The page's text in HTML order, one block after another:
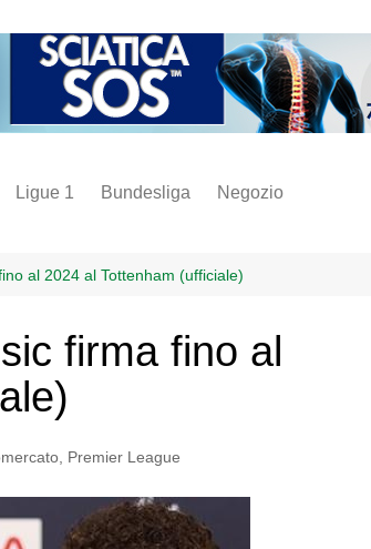
Ligue 1 Bundesliga Negozio
inter
napoli
al 2024 al Tottenham (ufficiale)
firma fino al
Premier League